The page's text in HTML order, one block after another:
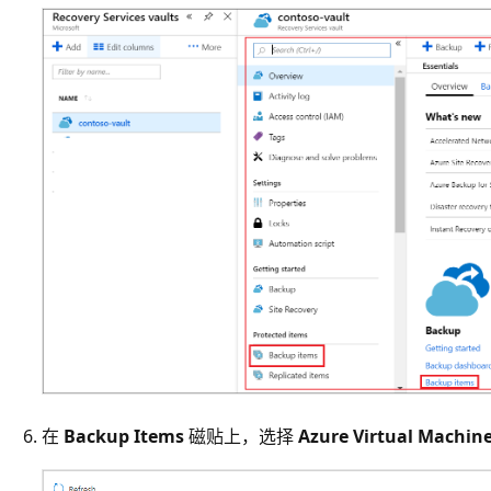
在 Backup Items磁贴上，选择Azure Virtual